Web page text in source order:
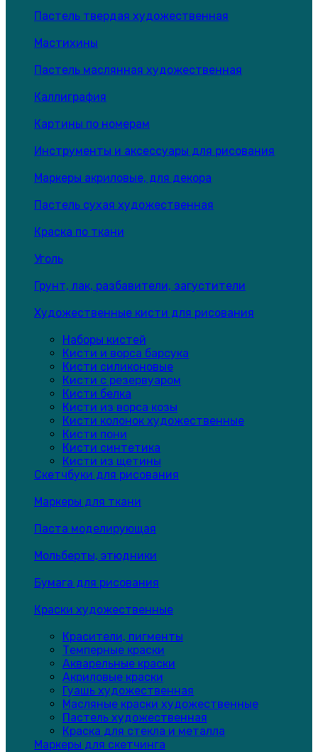
Пастель твердая художественная
Мастихины
Пастель маслянная художественная
Каллиграфия
Картины по номерам
Инструменты и аксессуары для рисования
Маркеры акриловые, для декора
Пастель сухая художественная
Краска по ткани
Уголь
Грунт, лак, разбавители, загустители
Художественные кисти для рисования
Наборы кистей
Кисти и ворса барсука
Кисти силиконовые
Кисти с резервуаром
Кисти белка
Кисти из ворса козы
Кисти колонок художественные
Кисти пони
Кисти синтетика
Кисти из щетины
Скетчбуки для рисования
Маркеры для ткани
Паста моделирующая
Мольберты, этюдники
Бумага для рисования
Краски художественные
Красители, пигменты
Темперные краски
Акварельные краски
Акриловые краски
Гуашь художественная
Масляные краски художественные
Пастель художественная
Краска для стекла и металла
Маркеры для скетчинга